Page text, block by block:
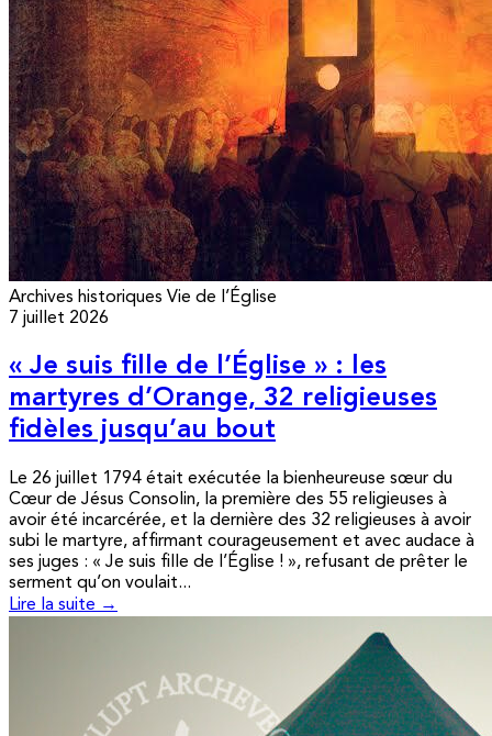
Archives historiques Vie de l’Église
7 juillet 2026
« Je suis fille de l’Église » : les
martyres d’Orange, 32 religieuses
fidèles jusqu’au bout
Le 26 juillet 1794 était exécutée la bienheureuse sœur du
Cœur de Jésus Consolin, la première des 55 religieuses à
avoir été incarcérée, et la dernière des 32 religieuses à avoir
subi le martyre, affirmant courageusement et avec audace à
ses juges : « Je suis fille de l’Église ! », refusant de prêter le
serment qu’on voulait...
Lire la suite →